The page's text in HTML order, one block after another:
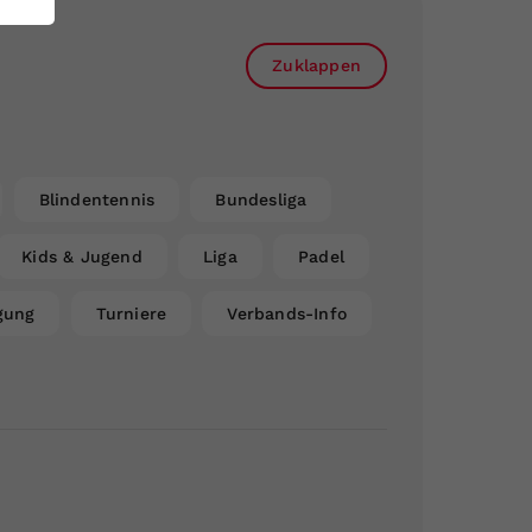
Zuklappen
Blindentennis Bundesliga
Kids & Jugend Liga Padel
Turniere Verbands-Info